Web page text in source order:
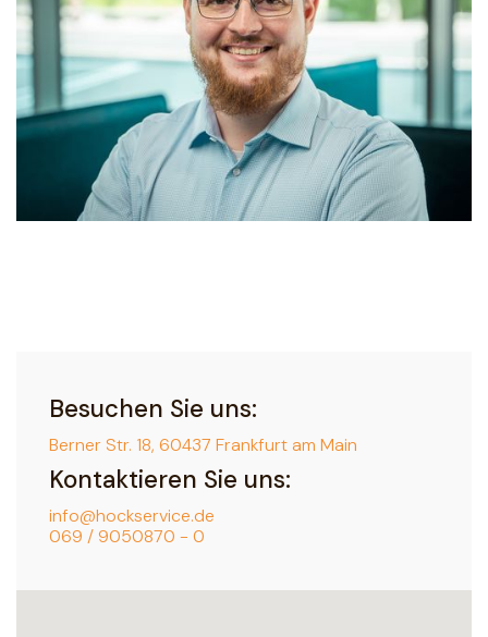
Besuchen Sie uns:
Berner Str. 18, 60437 Frankfurt am Main
Kontaktieren Sie uns:
info@hockservice.de
069 / 9050870 - 0